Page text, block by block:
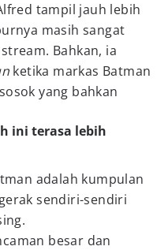
tampil jauh lebih
masih sangat
Bahkan, ia
ketika markas Batman
yang bahkan
ini terasa lebih
adalah kumpulan
sendiri-sendiri
besar dan